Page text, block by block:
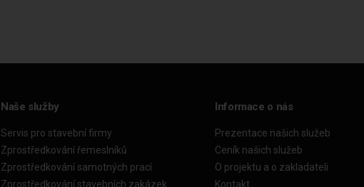
Naše služby
Servis pro stavební firmy
Zprostředkování řemeslníků
Zprostředkování samotných prací
Zprostředkování stavebních zakázek
Informace o nás
Prezentace našich služeb
Ceník našich služeb
O projektu a o zakladateli
Kontakt